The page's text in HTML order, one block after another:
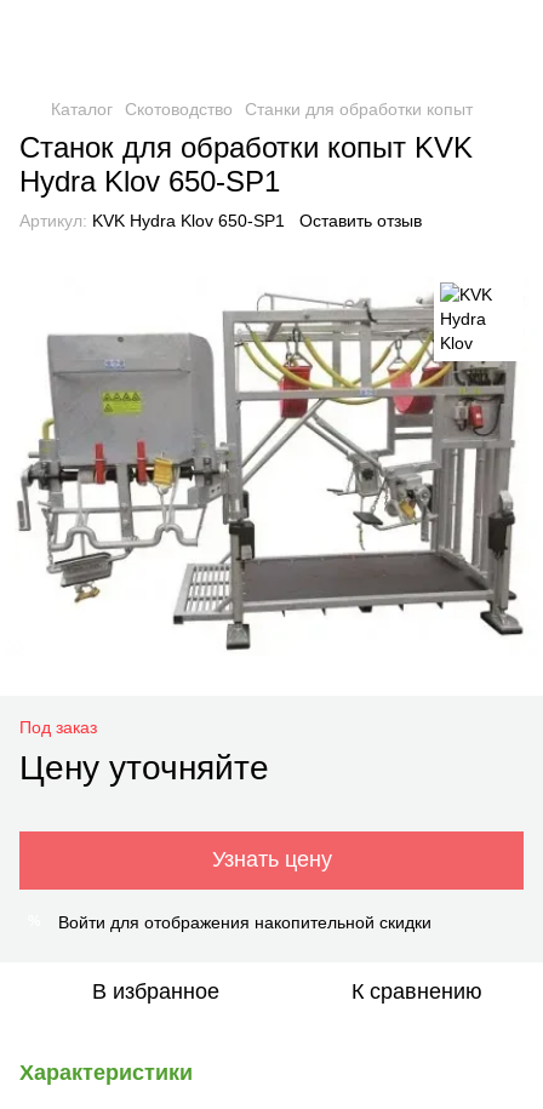
Каталог Скотоводство Станки для обработки копыт
Станок для обработки копыт KVK
Hydra Klov 650-SP1
Артикул: KVK Hydra Klov 650-SP1 Оставить отзыв
Под заказ
Цену уточняйте
Узнать цену
Войти для отображения накопительной скидки
В избранное К сравнению
Характеристики